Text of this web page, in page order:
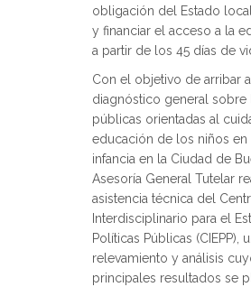
obligación del Estado
y financiar el acceso a la
a partir de los 45 días de
Con el objetivo de arribar
diagnóstico general sobre
públicas orientadas al
educación de los niños en
infancia en la Ciudad de
Asesoría General Tutelar
asistencia técnica del
Interdisciplinario para el
Políticas Públicas (CIEPP),
relevamiento y análisis
principales resultados se